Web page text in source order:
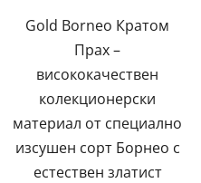
Gold Borneo Кратом
Прах –
висококачествен
колекционерски
материал от специално
изсушен сорт Борнео с
естествен златист